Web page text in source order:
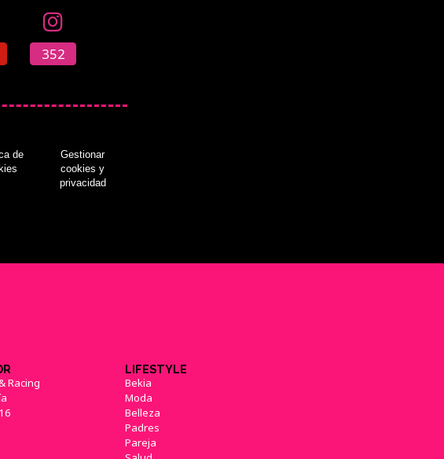
352
de
Gestionar
cookies y
privacidad
Racing
LIFESTYLE
Bekia
Moda
Belleza
Padres
Pareja